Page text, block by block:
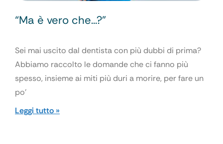
“Ma è vero che…?”
Sei mai uscito dal dentista con più dubbi di prima?
Abbiamo raccolto le domande che ci fanno più
spesso, insieme ai miti più duri a morire, per fare un
po’
Leggi tutto »